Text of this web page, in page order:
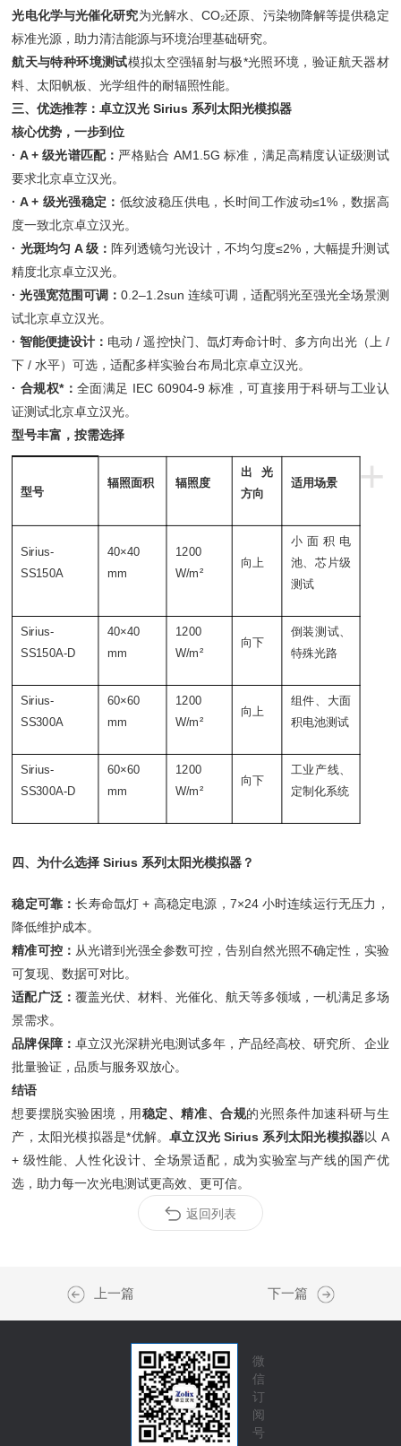
光电化学与光催化研究为光解水、CO₂还原、污染物降解等提供稳定
标准光源，助力清洁能源与环境治理基础研究。
航天与特种环境测试模拟太空强辐射与极*光照环境，验证航天器材
料、太阳帆板、光学组件的耐辐照性能。
三、优选推荐：卓立汉光 Sirius 系列太阳光模拟器
核心优势，一步到位
· A + 级光谱匹配： 严格贴合 AM1.5G 标准，满足高精度认证级测试
要求北京卓立汉光。
· A + 级光强稳定： 低纹波稳压供电，长时间工作波动≤1%，数据高
度一致北京卓立汉光。
· 光斑均匀 A 级： 阵列透镜匀光设计，不均匀度≤2%，大幅提升测试
精度北京卓立汉光。
·光强宽范围可调： 0.2–1.2sun 连续可调，适配弱光至强光全场景测
试北京卓立汉光。
·智能便捷设计： 电动 / 遥控快门、氙灯寿命计时、多方向出光（上 /
下 / 水平）可选，适配多样实验台布局北京卓立汉光。
· 合规权*：全面满足 IEC 60904-9 标准，可直接用于科研与工业认
证测试北京卓立汉光。
型号丰富，按需选择
+
型号
辐照面积 辐照度
出光
方向
适用场景
Sirius-
SS150A
40×40
mm
1200
W/m²
向上
小面积电
池、芯片级
测试
Sirius-
SS150A-D
40×40
mm
1200
W/m²
向下
倒装测试、
特殊光路
Sirius-
SS300A
60×60
mm
1200
W/m²
向上
组件、大面
积电池测试
Sirius-
SS300A-D
60×60
mm
1200
W/m²
向下
工业产线、
定制化系统
四、为什么选择 Sirius 系列太阳光模拟器？
稳定可靠：长寿命氙灯 + 高稳定电源，7×24 小时连续运行无压力，
降低维护成本。
精准可控： 从光谱到光强全参数可控，告别自然光照不确定性，实验
可复现、数据可对比。
适配广泛： 覆盖光伏、材料、光催化、航天等多领域，一机满足多场
景需求。
品牌保障： 卓立汉光深耕光电测试多年，产品经高校、研究所、企业
批量验证，品质与服务双放心。
结语
想要摆脱实验困境，用稳定、精准、合规的光照条件加速科研与生
产，太阳光模拟器是*优解。卓立汉光 Sirius 系列太阳光模拟器以 A
+ 级性能、人性化设计、全场景适配，成为实验室与产线的国产优
选，助力每一次光电测试更高效、更可信。
返回列表
上一篇 下一篇
微
信
订
阅
号